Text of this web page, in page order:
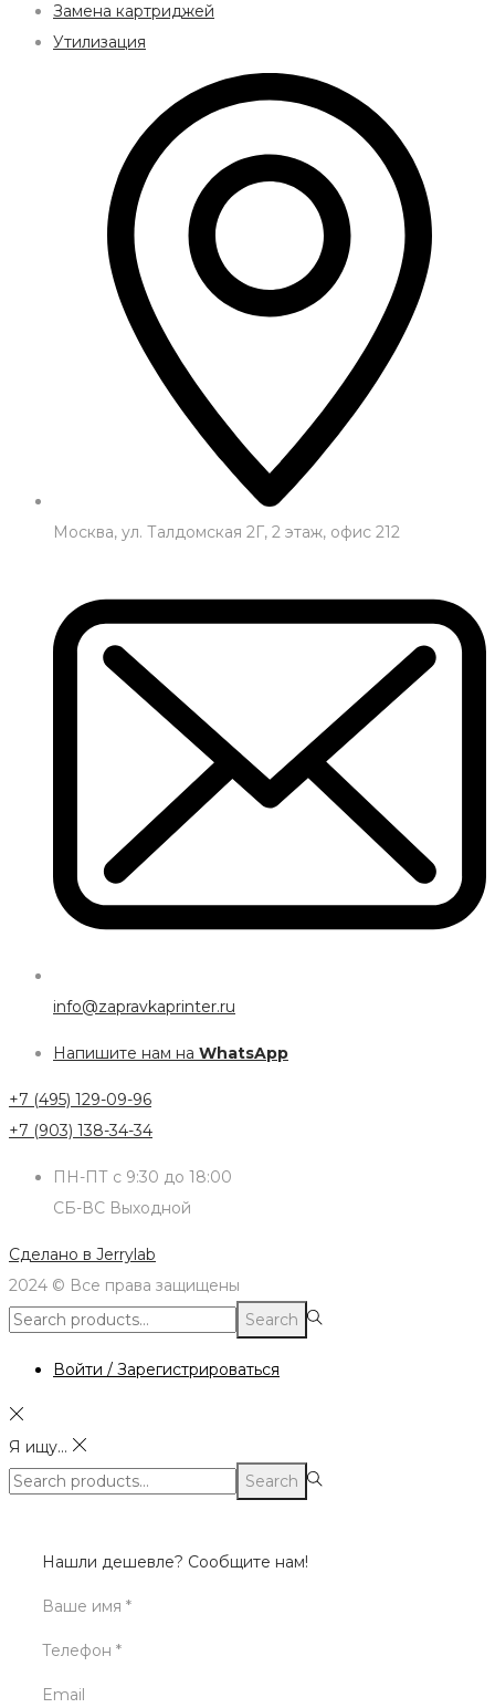
Замена картриджей
Утилизация
Москва, ул. Талдомская 2Г, 2 этаж, офис 212
info@zapravkaprinter.ru
Напишите нам на WhatsApp
+7 (495) 129-09-96
+7 (903) 138-34-34
ПН-ПТ с 9:30 до 18:00
СБ-ВС Выходной
Сделано в Jerrylab
2024 © Все права защищены
Search
Search
Войти / Зарегистрироваться
Я ищу...
Search
Search
Нашли дешевле? Сообщите нам!
Ваше имя *
Телефон *
Email